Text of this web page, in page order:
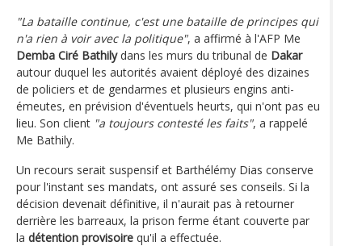
"La bataille continue, c'est une bataille de principes qui
n'a rien à voir avec la politique", a affirmé à l'AFP Me
Demba Ciré Bathilydans les murs du tribunal de Dakar
autour duquel les autorités avaient déployé des dizaines
de policiers et de gendarmes et plusieurs engins anti-
émeutes, en prévision d'éventuels heurts, qui n'ont pas eu
lieu. Son client "a toujours contesté les faits", a rappelé
Me Bathily.
Un recours serait suspensif et Barthélémy Dias conserve
pour l'instant ses mandats, ont assuré ses conseils. Si la
décision devenait définitive, il n'aurait pas à retourner
derrière les barreaux, la prison ferme étant couverte par
la détention provisoire qu'il a effectuée.